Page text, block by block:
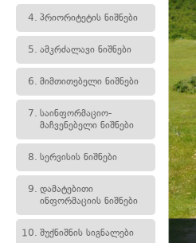
4. პრიორიტეტის ნიშნები
5. ამკრძალავი ნიშნები
6. მიმთითებელი ნიშნები
7. საინფორმაციო-
მაჩვენებელი ნიშნები
8. სერვისის ნიშნები
9. დამატებითი
ინფორმაციის ნიშნები
10. შუქნიშნის სიგნალები